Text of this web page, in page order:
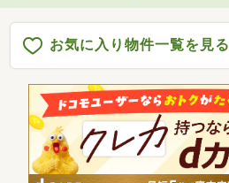
お気に入り物件一覧を見る